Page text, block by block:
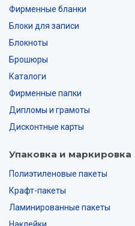
Фирменные бланки
Блоки для записи
Блокноты
Брошюры
Каталоги
Фирменные папки
Дипломы и грамоты
Дисконтные карты
Упаковка и маркировка
Полиэтиленовые пакеты
Крафт-пакеты
Ламинированные пакеты